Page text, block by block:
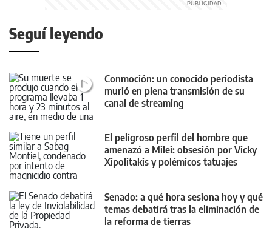
Seguí leyendo
Conmoción: un conocido periodista
murió en plena transmisión de su
canal de streaming
El peligroso perfil del hombre que
amenazó a Milei: obsesión por Vicky
Xipolitakis y polémicos tatuajes
Senado: a qué hora sesiona hoy y qué
temas debatirá tras la eliminación de
la reforma de tierras